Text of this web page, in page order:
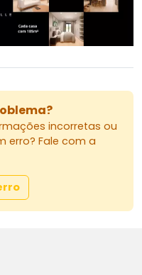
incorretas ou
erro? Fale com a